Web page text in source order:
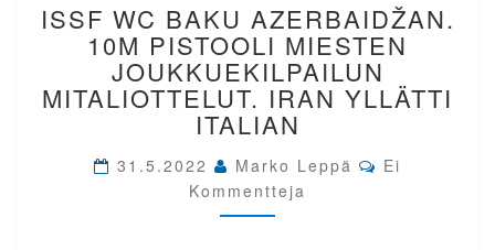
WC
BAKU
AZERBAIDŽAN.
10M
PISTOOLI
MIESTEN
MITALIOTTELUT.
IRAN
YLLÄTTI
ISSF WC BAKU AZERBAIDŽAN.
10M PISTOOLI MIESTEN
JOUKKUEKILPAILUN
MITALIOTTELUT. IRAN YLLÄTTI
ITALIAN
31.5.2022 Marko Leppä Comments
Ei
Kommentteja